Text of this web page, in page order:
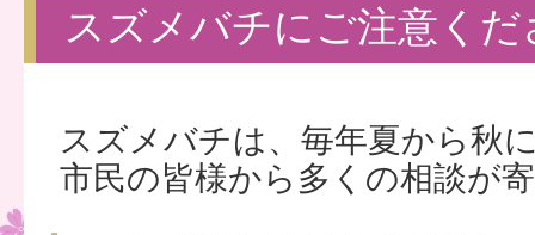
スズメバチにご注意くだ
スズメバチは、毎年夏から秋
市民の皆様から多くの相談が